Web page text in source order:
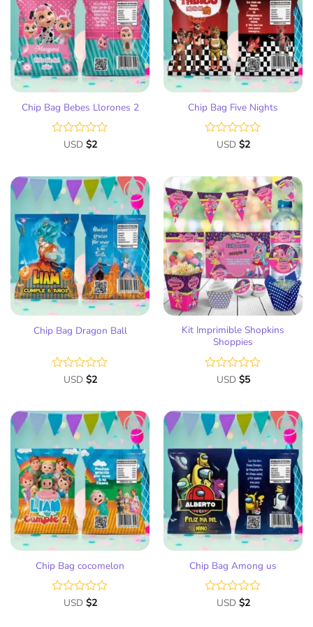
lista
de
deseos
Chip Bag Bebes Llorones 2
Valorado
de
USD $2
lista
de
deseos
Chip Bag Five Nights
Valorado
de
5
USD $2
Añadir
a la
lista
de
deseos
Chip Bag Dragon Ball
Valorado
de
USD $2
Añadir
a la
lista
de
deseos
Kit Imprimible Shopkins
Shoppies
Valorado
de
USD $5
Añadir
a la
lista
de
deseos
Chip Bag cocomelon
Valorado
USD $2
Añadir
a la
lista
de
deseos
Chip Bag Among us
Valorado
USD $2